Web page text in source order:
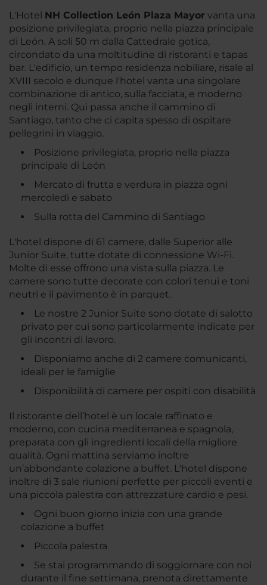
L'Hotel NH Collection León Plaza Mayor vanta una
posizione privilegiata, proprio nella piazza principale
di León. A soli 50 m dalla Cattedrale gotica,
circondato da una moltitudine di ristoranti e tapas
bar. L'edificio, un tempo residenza nobiliare, risale al
XVIII secolo e dunque l'hotel vanta una singolare
combinazione di antico, sulla facciata, e moderno
negli interni. Qui passa anche il cammino di
Santiago, tanto che ci capita spesso di ospitare
pellegrini in viaggio.
Posizione privilegiata, proprio nella piazza
principale di León
Mercato di frutta e verdura in piazza ogni
mercoledì e sabato
Sulla rotta del Cammino di Santiago
L'hotel dispone di 61 camere, dalle Superior alle
Junior Suite, tutte dotate di connessione Wi-Fi.
Molte di esse offrono una vista sulla piazza. Le
camere sono tutte decorate con colori tenui e toni
neutri e il pavimento è in parquet.
Le nostre 2 Junior Suite sono dotate di salotto
privato per cui sono particolarmente indicate per
gli incontri di lavoro.
Disponiamo anche di 2 camere comunicanti,
ideali per le famiglie
Disponibilità di camere per ospiti con disabilità
Il ristorante dell’hotel è un locale raffinato e
moderno, con cucina mediterranea e spagnola,
preparata con gli ingredienti locali della migliore
qualità. Ogni mattina serviamo inoltre
un’abbondante colazione a buffet. L'hotel dispone
inoltre di 3 sale riunioni perfette per piccoli eventi e
una piccola palestra con attrezzature cardio e pesi.
Ogni buon giorno inizia con una grande
colazione a buffet
Piccola palestra
Se stai programmando di soggiornare con noi
durante il fine settimana, prenota direttamente